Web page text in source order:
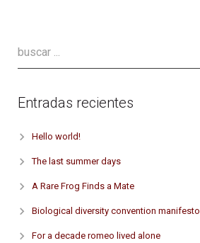
Entradas recientes
Hello world!
The last summer days
A Rare Frog Finds a Mate
Biological diversity convention manifesto
For a decade romeo lived alone